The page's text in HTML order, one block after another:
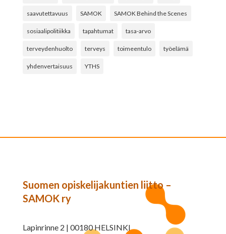
saavutettavuus SAMOK SAMOK Behind the Scenes
sosiaalipolitiikka tapahtumat tasa-arvo
terveydenhuolto terveys toimeentulo työelämä
yhdenvertaisuus YTHS
Suomen opiskelijakuntien liitto –
SAMOK ry
Lapinrinne 2 | 00180 HELSINKI